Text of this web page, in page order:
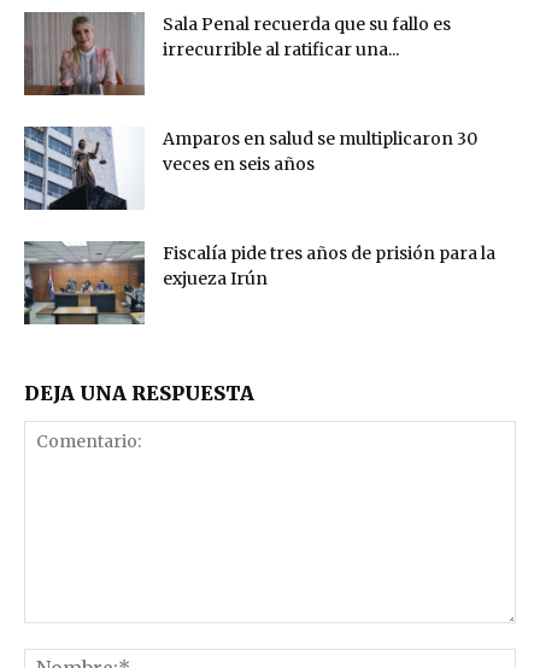
Sala Penal recuerda que su fallo es
irrecurrible al ratificar una...
Amparos en salud se multiplicaron 30
veces en seis años
Fiscalía pide tres años de prisión para la
exjueza Irún
DEJA UNA RESPUESTA